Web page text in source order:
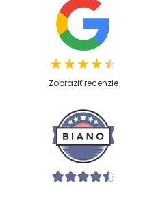
Zobraziť recenzie